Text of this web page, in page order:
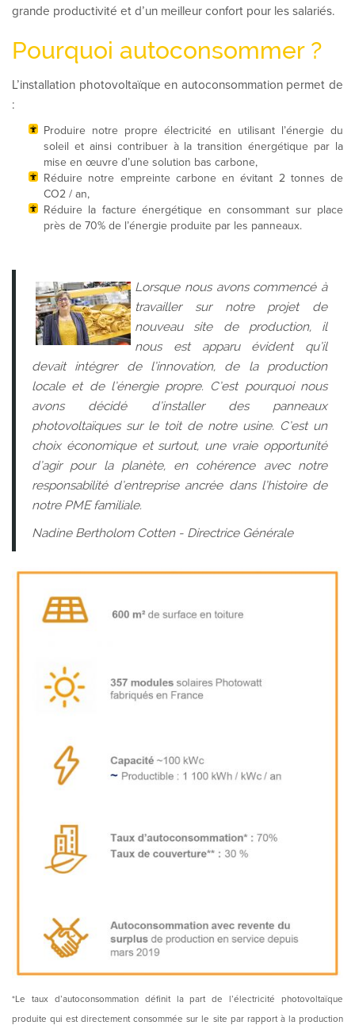
grande productivité et d’un meilleur confort pour les salariés.
Pourquoi autoconsommer ?
L’installation photovoltaïque en autoconsommation permet de
:
Produire notre propre électricité en utilisant l’énergie du
soleil et ainsi contribuer à la transition énergétique par la
mise en œuvre d’une solution bas carbone,
Réduire notre empreinte carbone en évitant 2 tonnes de
CO2 / an,
Réduire la facture énergétique en consommant sur place
près de 70% de l’énergie produite par les panneaux.
Lorsque nous avons commencé à
travailler sur notre projet de
nouveau site de production, il
nous est apparu évident qu’il
devait intégrer de l’innovation, de la production
locale et de l’énergie propre. C’est pourquoi nous
avons décidé d’installer des panneaux
photovoltaïques sur le toit de notre usine. C’est un
choix économique et surtout, une vraie opportunité
d’agir pour la planète, en cohérence avec notre
responsabilité d’entreprise ancrée dans l’histoire de
notre PME familiale.
Nadine Bertholom Cotten - Directrice Générale
*Le taux d’autoconsommation définit la part de l’électricité photovoltaïque
produite qui est directement consommée sur le site par rapport à la production